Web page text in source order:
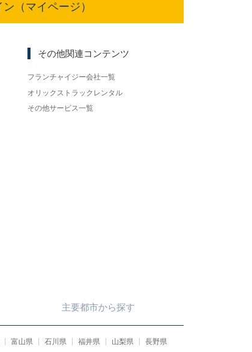
ン（マイページ）
その他関連コンテンツ
フランチャイジー会社一覧
オリックストラックレンタル
その他サービス一覧
主要都市から探す
富山県 石川県 福井県 山梨県 長野県